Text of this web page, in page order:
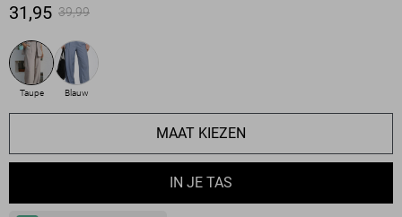
31,95 39,99
Taupe Blauw
MAAT KIEZEN
IN JE TAS